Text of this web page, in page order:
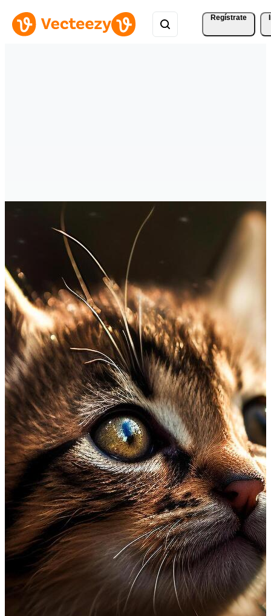
Regístrate